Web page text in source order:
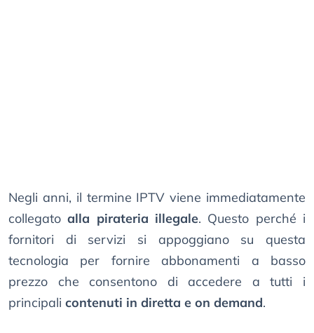
Negli anni, il termine IPTV viene immediatamente
collegatoalla pirateria illegale. Questo perché i
fornitori di servizi si appoggiano su questa
tecnologia per fornire abbonamenti a basso
prezzo che consentono di accedere a tutti i
principali contenuti in diretta e on demand.